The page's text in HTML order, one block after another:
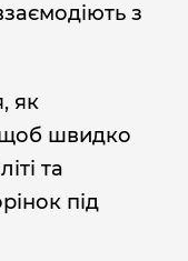
з
як
щоб швидко
та
під